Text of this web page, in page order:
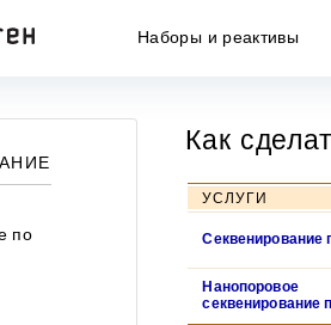
Наборы и реактивы
по
Как
УСЛУГИ
Секвенирование
Нанопоровое
секвенирование
на сайте, носит
цена товара указывается в документе на